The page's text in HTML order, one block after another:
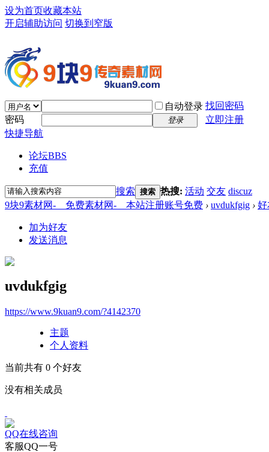
设为首页收藏本站
开启辅助访问 切换到窄版
自动登录 找回密码
密码
登录
立即注册
快捷导航
论坛BBS
充值
搜索 搜索 热搜: 活动 交友 discuz
9块9素材网-＿免费素材网-＿本站注册账号免费 › uvdukfgig › 好
加为好友
发送消息
uvdukfgig
https://www.9kuan9.com/?4142370
主题
个人资料
当前共有 0 个好友
没有相关成员
QQ在线咨询
客服QQ一号